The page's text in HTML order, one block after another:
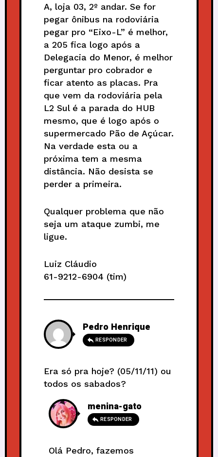
A, loja 03, 2º andar. Se for
pegar ônibus na rodoviária
pegar pro “Eixo-L” é melhor,
a 205 fica logo após a
Delegacia do Menor, é melhor
perguntar pro cobrador e
ficar atento as placas. Pra
que vem da rodoviária pela
L2 Sul é a parada do HUB
mesmo, que é logo após o
supermercado Pão de Açúcar.
Na verdade esta ou a
próxima tem a mesma
distância. Não desista se
perder a primeira.
Qualquer problema que não
seja um ataque zumbi, me
ligue.
Luiz Cláudio
61-9212-6904 (tim)
Pedro Henrique
RESPONDER
Era só pra hoje? (05/11/11) ou
todos os sabados?
menina-gato
RESPONDER
Olá Pedro, fazemos